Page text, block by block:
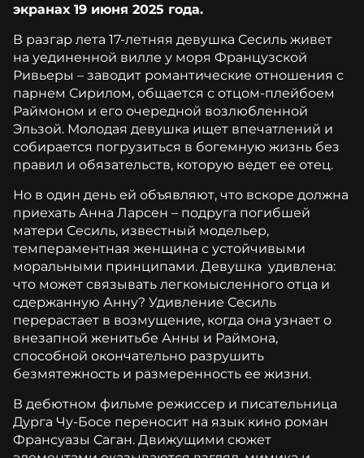
экранах 19 июня 2025 года.
В разгар лета 17-летняя девушка Сесиль живет
на уединенной вилле у моря Французской
Ривьеры – заводит романтические отношения с
парнем Сирилом, общается с отцом-плейбоем
Раймоном и его очередной возлюбленной
Эльзой. Молодая девушка ищет впечатлений и
собирается погрузиться в богемную жизнь без
правил и обязательств, которую ведет ее отец.
Но в один день ей объявляют, что вскоре должна
приехать Анна Ларсен – подруга погибшей
матери Сесиль, известный модельер,
темпераментная женщина с устойчивыми
моральными принципами. Девушка удивлена:
что может связывать легкомысленного отца и
сдержанную Анну? Удивление Сесиль
перерастает в возмущение, когда она узнает о
внезапной женитьбе Анны и Раймона,
способной окончательно разрушить
безмятежность и размеренность ее жизни.
В дебютном фильме режиссер и писательница
Дурга Чу-Босе переносит на язык кино роман
Франсуазы Саган. Движущими сюжет